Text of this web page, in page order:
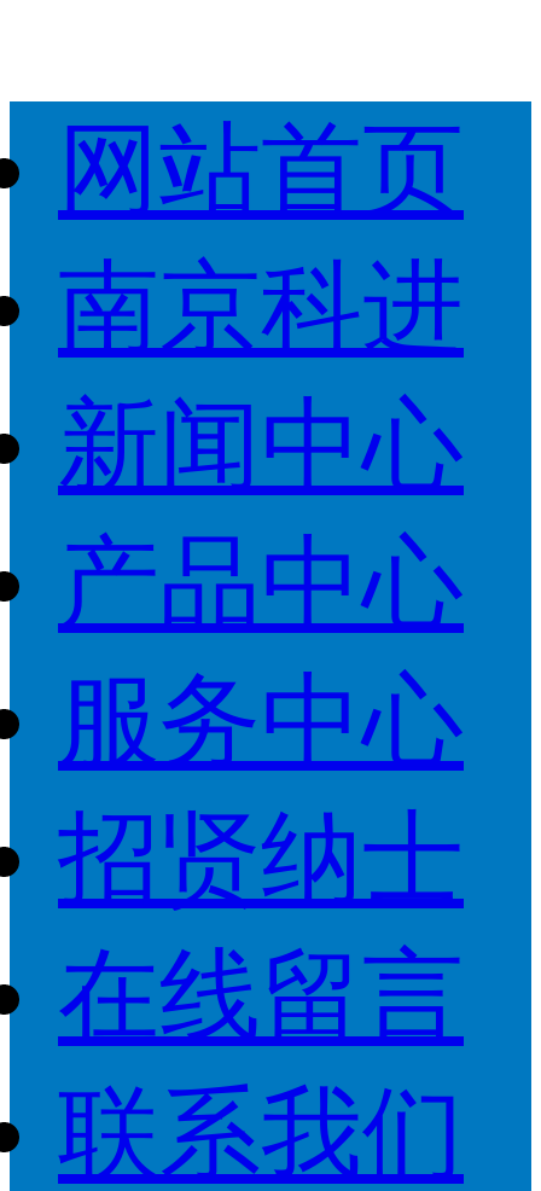
网站首页
南京科进
新闻中心
产品中心
服务中心
招贤纳士
在线留言
联系我们